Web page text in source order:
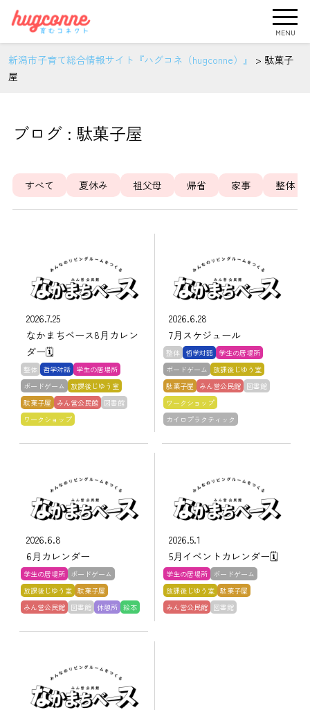
MENU
新潟市子育て総合情報サイト『ハグコネ（hugconne）』 > 駄菓子
屋
ブログ : 駄菓子屋
すべて 夏休み 祖父母 帰省 家事 整体
2026.7.25
なかまちベース8月カレン
ダー🗓️
整体 哲学対話
学生の居場所
ボードゲーム 放課後じゆう室
駄菓子屋
みん営公民館
図書館
ワークショップ
2026.6.28
7月スケジュール
整体 哲学対話 学生の居場所
ボードゲーム 放課後じゆう室
駄菓子屋
みん営公民館 図書館
ワークショップ
カイロプラクティック
2026.6.8
6月カレンダー
学生の居場所
ボードゲーム
放課後じゆう室 駄菓子屋
みん営公民館
図書館 休憩所 絵本
2026.5.1
5月イベントカレンダー🗓️
学生の居場所
ボードゲーム
放課後じゆう室 駄菓子屋
みん営公民館 図書館